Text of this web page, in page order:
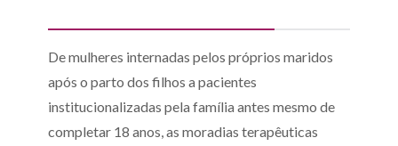
De mulheres internadas pelos próprios maridos
após o parto dos filhos a pacientes
institucionalizadas pela família antes mesmo de
completar 18 anos, as moradias terapêuticas